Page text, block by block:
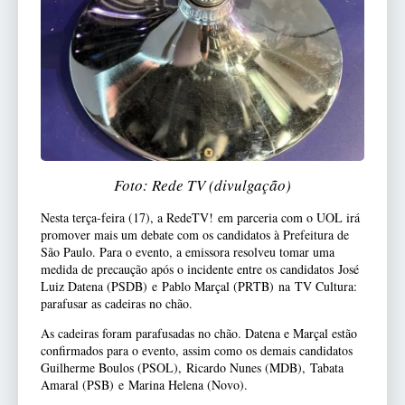
Foto: Rede TV (divulgação)
Nesta terça-feira (17), a RedeTV! em parceria com o UOL irá
promover mais um debate com os candidatos à Prefeitura de
São Paulo. Para o evento, a emissora resolveu tomar uma
medida de precaução após o incidente entre os candidatos José
Luiz Datena (PSDB) e Pablo Marçal (PRTB) na TV Cultura:
parafusar as cadeiras no chão.
As cadeiras foram parafusadas no chão. Datena e Marçal estão
confirmados para o evento, assim como os demais candidatos
Guilherme Boulos (PSOL), Ricardo Nunes (MDB), Tabata
Amaral (PSB) e Marina Helena (Novo).